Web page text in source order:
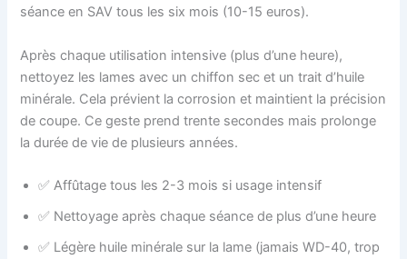
séance en SAV tous les six mois (10-15 euros).
Après chaque utilisation intensive (plus d’une heure),
nettoyez les lames avec un chiffon sec et un trait d’huile
minérale. Cela prévient la corrosion et maintient la précision
de coupe. Ce geste prend trente secondes mais prolonge
la durée de vie de plusieurs années.
✅ Affûtage tous les 2-3 mois si usage intensif
✅ Nettoyage après chaque séance de plus d’une heure
✅ Légère huile minérale sur la lame (jamais WD-40, trop